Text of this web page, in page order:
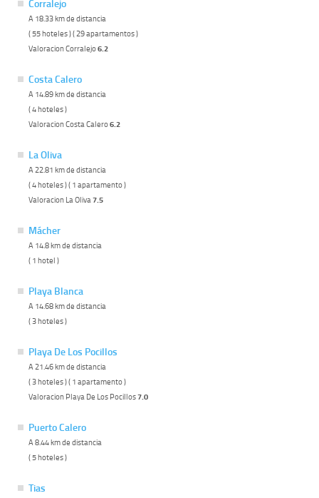
Corralejo
A 18.33 km de distancia
( 55 hoteles ) ( 29 apartamentos )
Valoracion Corralejo6.2
Costa Calero
A 14.89 km de distancia
( 4 hoteles )
Valoracion Costa Calero6.2
La Oliva
A 22.81 km de distancia
( 4 hoteles ) ( 1 apartamento )
Valoracion La Oliva 7.5
Mácher
A 14.8 km de distancia
( 1 hotel )
Playa Blanca
A 14.68 km de distancia
( 3 hoteles )
Playa De Los Pocillos
A 21.46 km de distancia
( 3 hoteles ) ( 1 apartamento )
Valoracion Playa De Los Pocillos7.0
Puerto Calero
A 8.44 km de distancia
( 5 hoteles )
Tias